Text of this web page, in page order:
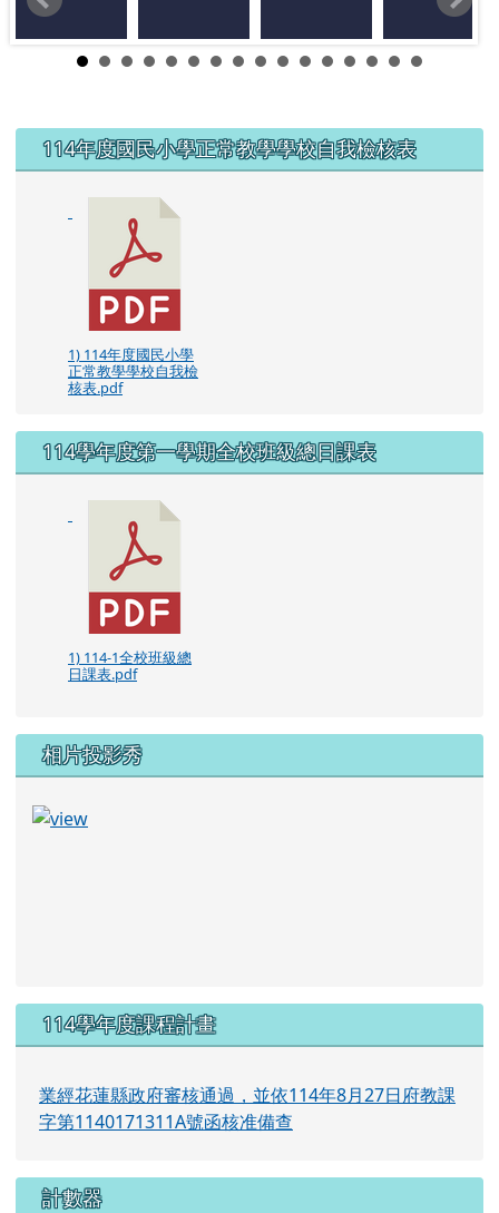
左邊區域內容
114年度國民小學正常教學學校自我檢核表
1) 114年度國民小學
正常教學學校自我檢
核表.pdf
114學年度第一學期全校班級總日課表
1) 114-1全校班級總
日課表.pdf
相片投影秀
114學年度課程計畫
業經花蓮縣政府審核通過，並依114年8月27日府教課
字第1140171311A號函核准備查
計數器